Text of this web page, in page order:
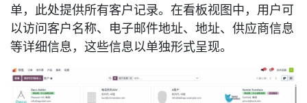
单，此处提供所有客户记录。在看板视图中，用户可
以访问客户名称、电子邮件地址、地址、供应商信息
等详细信息，这些信息以单独形式呈现。